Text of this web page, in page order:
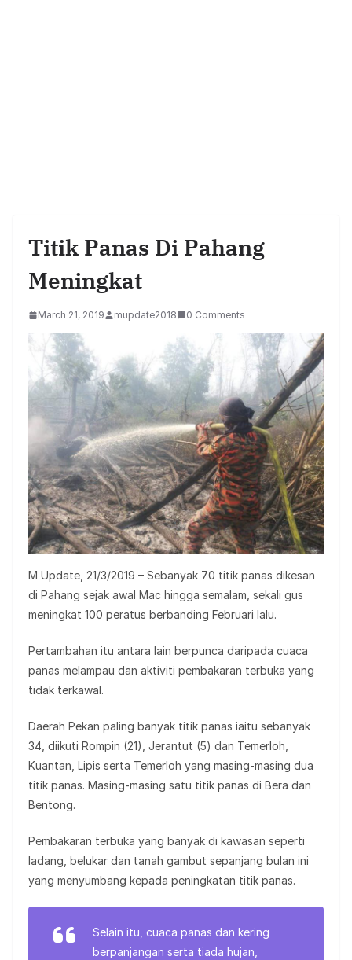
Titik Panas Di Pahang
Meningkat
March 21, 2019 mupdate2018 0 Comments
M Update, 21/3/2019 – Sebanyak 70 titik panas dikesan
di Pahang sejak awal Mac hingga semalam, sekali gus
meningkat 100 peratus berbanding Februari lalu.
Pertambahan itu antara lain berpunca daripada cuaca
panas melampau dan aktiviti pembakaran terbuka yang
tidak terkawal.
Daerah Pekan paling banyak titik panas iaitu sebanyak
34, diikuti Rompin (21), Jerantut (5) dan Temerloh,
Kuantan, Lipis serta Temerloh yang masing-masing dua
titik panas. Masing-masing satu titik panas di Bera dan
Bentong.
Pembakaran terbuka yang banyak di kawasan seperti
ladang, belukar dan tanah gambut sepanjang bulan ini
yang menyumbang kepada peningkatan titik panas.
Selain itu, cuaca panas dan kering
berpanjangan serta tiada hujan,